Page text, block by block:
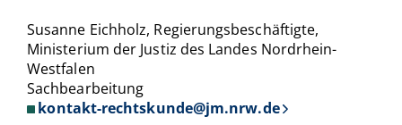
Susanne Eichholz, Regierungsbeschäftigte,
Ministerium der Justiz des Landes Nordrhein-
Westfalen
Sachbearbeitung
kontakt-rechtskunde@jm.nrw.de